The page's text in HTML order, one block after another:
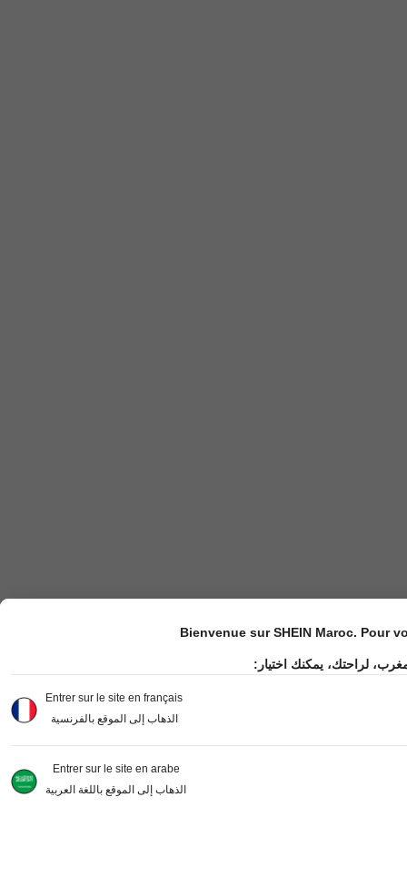
Bienvenue sur SHEIN Maroc. Pour
لراحتك، يمكنك اختيار:
Entrer sur le site en français
الذهاب إلى الموقع بالفرنسية
Entrer sur le site en arabe
الذهاب إلى الموقع باللغة العربية